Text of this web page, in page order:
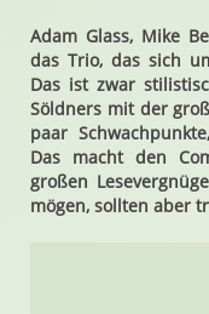
Adam Glass, Mike
das Trio, das sich
Das ist zwar
Söldners mit der
paar
Das macht den
großen
mögen, sollten aber